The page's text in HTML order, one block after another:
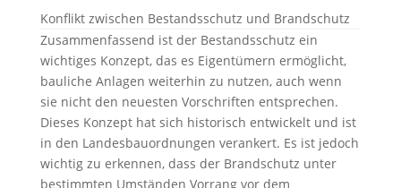
Konflikt zwischen Bestandsschutz und Brandschutz
Zusammenfassend ist der Bestandsschutz ein
wichtiges Konzept, das es Eigentümern ermöglicht,
bauliche Anlagen weiterhin zu nutzen, auch wenn
sie nicht den neuesten Vorschriften entsprechen.
Dieses Konzept hat sich historisch entwickelt und ist
in den Landesbauordnungen verankert. Es ist jedoch
wichtig zu erkennen, dass der Brandschutz unter
bestimmten Umständen Vorrang vor dem